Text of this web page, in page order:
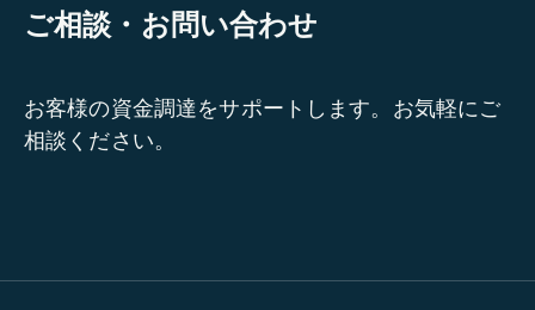
ご相談・お問い合わせ
お客様の資金調達をサポートします。お気軽にご
相談ください。